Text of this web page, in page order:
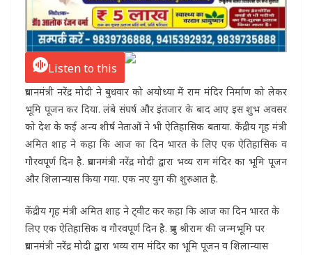
Listen to this
प्रधानमंत्री नरेंद्र मोदी ने बुधवार को अयोध्या में राम मंदिर निर्माण को लेकर
भूमि पूजन कर दिया. लंबे संघर्ष और इंतजार के बाद आए इस शुभ अवसर
को देश के कई अन्य शीर्ष नेताओं ने भी ऐतिहासिक बताया. केंद्रीय गृह मंत्री
अमित शाह ने कहा कि आज का दिन भारत के लिए एक ऐतिहासिक व
गौरवपूर्ण दिन है. प्रधानमंत्री नरेंद्र मोदी द्वारा भव्य राम मंदिर का भूमि पूजन
और शिलान्यास किया गया. एक नए युग की शुरुआत है.
केंद्रीय गृह मंत्री अमित शाह ने ट्वीट कर कहा कि आज का दिन भारत के
लिए एक ऐतिहासिक व गौरवपूर्ण दिन है. प्रभु श्रीराम की जन्मभूमि पर
प्रधानमंत्री नरेंद्र मोदी द्वारा भव्य राम मंदिर का भूमि पूजन व शिलान्यास